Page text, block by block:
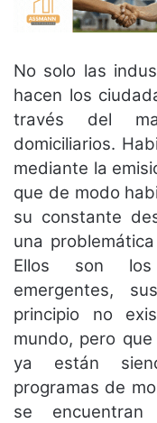
No solo las
hacen los
través del
domiciliarios.
mediante la
que de modo
su constante
una
Ellos son los
emergentes,
principio no
mundo, pero
ya están
programas de
se